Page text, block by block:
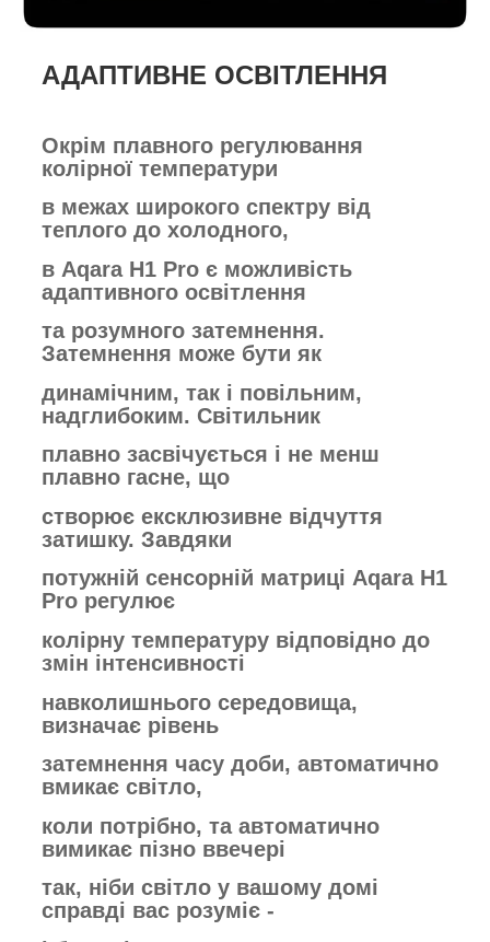
АДАПТИВНЕ ОСВІТЛЕННЯ
Окрім плавного регулювання
колірної температури
в межах широкого спектру від
теплого до холодного,
в Aqara H1 Pro є можливість
адаптивного освітлення
та розумного затемнення.
Затемнення може бути як
динамічним, так і повільним,
надглибоким. Світильник
плавно засвічується і не менш
плавно гасне, що
створює ексклюзивне відчуття
затишку. Завдяки
потужній сенсорній матриці Aqara H1
Pro регулює
колірну температуру відповідно до
змін інтенсивності
навколишнього середовища,
визначає рівень
затемнення часу доби, автоматично
вмикає світло,
коли потрібно, та автоматично
вимикає пізно ввечері
так, ніби світло у вашому домі
справді вас розуміє -